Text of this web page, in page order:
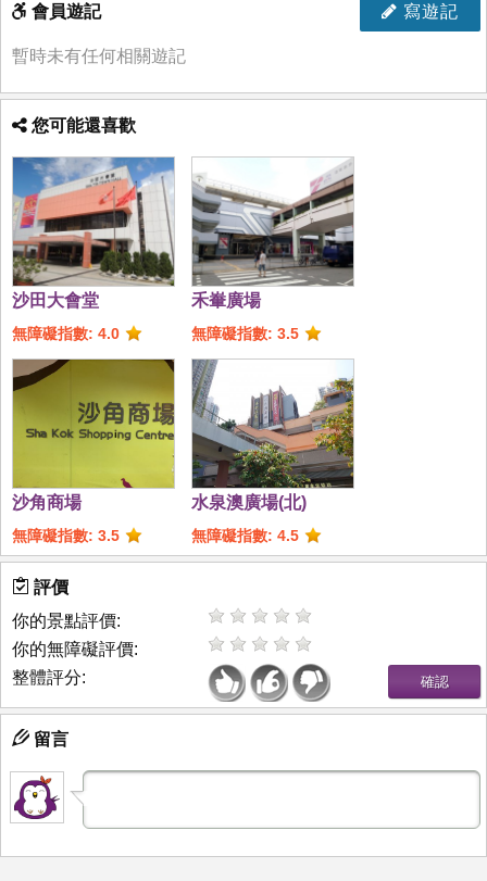
寫遊記
會員遊記
暫時未有任何相關遊記
您可能還喜歡
沙田大會堂
無障礙指數: 4.0
禾輋廣場
無障礙指數: 3.5
沙角商場
無障礙指數: 3.5
水泉澳廣場(北)
無障礙指數: 4.5
評價
你的景點評價:
你的無障礙評價:
整體評分:
留言